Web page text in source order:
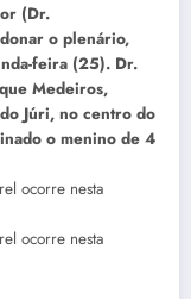
(Dr.
o plenário,
feira (25). Dr.
Medeiros,
Júri, no centro do
o menino de 4